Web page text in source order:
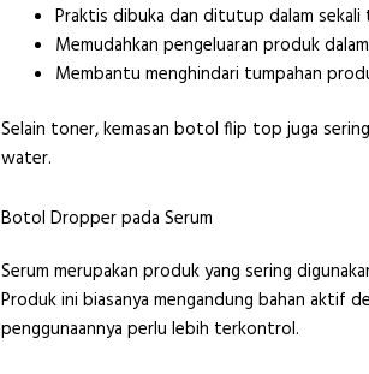
Praktis dibuka dan ditutup dalam sekali
Memudahkan pengeluaran produk
Membantu menghindari tumpahan
Selain toner, kemasan botol flip top juga
water.
Botol Dropper pada Serum
Serum merupakan produk yang sering
Produk ini biasanya mengandung bahan aktif
penggunaannya perlu lebih terkontrol.